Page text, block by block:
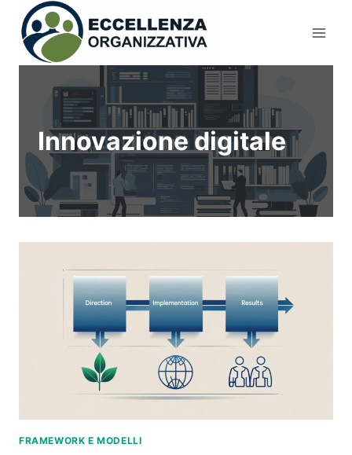
Salta
contenuto
Innovazione digitale
FRAMEWORK E MODELLI